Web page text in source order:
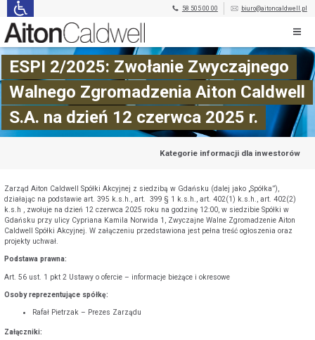
58 505 00 00 biuro@aitoncaldwell.pl
ESPI 2/2025: Zwołanie Zwyczajnego
Walnego Zgromadzenia Aiton Caldwell
S.A. na dzień 12 czerwca 2025 r.
Kategorie informacji dla inwestorów
Zarząd Aiton Caldwell Spółki Akcyjnej z siedzibą w Gdańsku (dalej jako „Spółka”),
działając na podstawie art. 395 k.s.h., art. 399 § 1 k.s.h., art. 402(1) k.s.h., art. 402(2)
k.s.h , zwołuje na dzień 12 czerwca 2025 roku na godzinę 12:00, w siedzibie Spółki w
Gdańsku przy ulicy Cypriana Kamila Norwida 1, Zwyczajne Walne Zgromadzenie Aiton
Caldwell Spółki Akcyjnej. W załączeniu przedstawiona jest pełna treść ogłoszenia oraz
projekty uchwał.
Podstawa prawna:
Art. 56 ust. 1 pkt 2 Ustawy o ofercie – informacje bieżące i okresowe
Osoby reprezentujące spółkę:
Rafał Pietrzak – Prezes Zarządu
Załączniki: